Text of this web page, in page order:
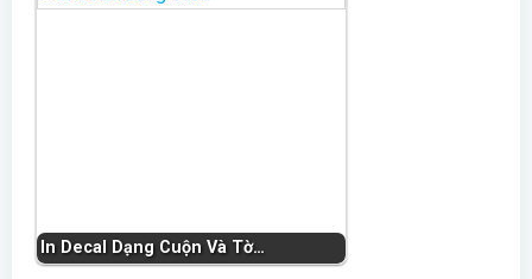
In Decal Dạng Cuộn Và Tờ…